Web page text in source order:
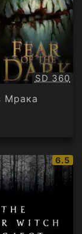
SD 360
Мрака
IMDb
6.5